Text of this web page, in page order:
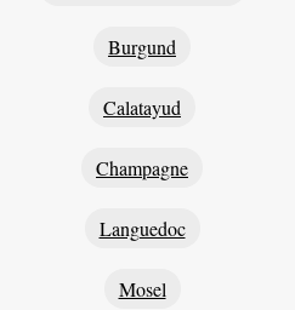
Burgund
Calatayud
Champagne
Languedoc
Mosel